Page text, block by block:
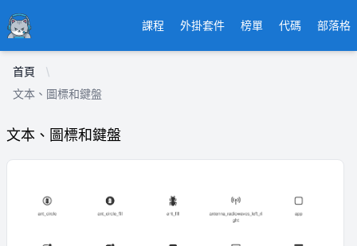
Ducafecat 課程 外掛套件 榜單 代碼 部落格
首頁
文本、圖標和鍵盤
文本、圖標和鍵盤